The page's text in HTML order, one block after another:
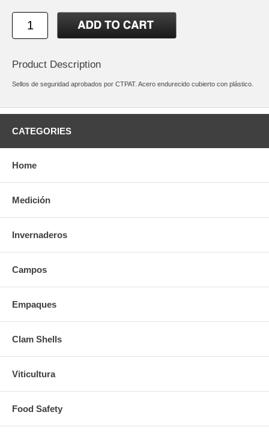
Product Description
Sellos de seguridad aprobados por CTPAT. Acero endurecido cubierto con plástico.
CATEGORIES
Home
Medición
Invernaderos
Campos
Empaques
Clam Shells
Viticultura
Food Safety